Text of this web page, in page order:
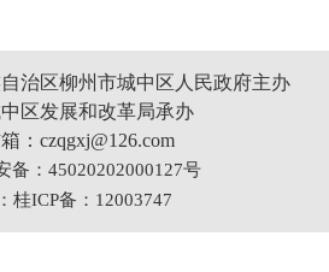
治区柳州市城中区人民政府主办
区发展和改革局承办
：czqgxj@126.com
备：45020202000127号
桂ICP备：12003747